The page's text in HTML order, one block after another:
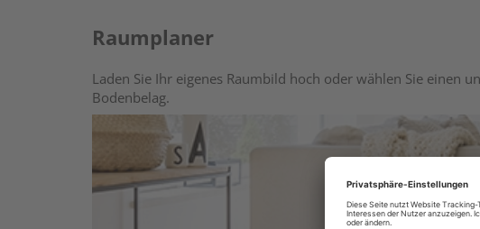
Raumplaner
Laden Sie Ihr eigenes Raumbild hoch oder wählen Sie einen
Bodenbelag.